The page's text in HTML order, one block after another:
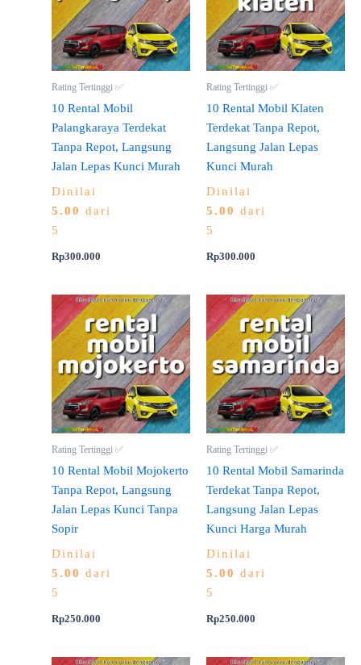
Rating Tertinggi ✅
10 Rental Mobil
Palangkaraya Terdekat
Tanpa Repot, Langsung
Jalan Lepas Kunci Murah
Dinilai
5.00 dari
5
Rp300.000
Rating Tertinggi ✅
10 Rental Mobil Klaten
Terdekat Tanpa Repot,
Langsung Jalan Lepas
Kunci Murah
Dinilai
5.00 dari
5
Rp300.000
Rating Tertinggi ✅
10 Rental Mobil Mojokerto
Tanpa Repot, Langsung
Jalan Lepas Kunci Tanpa
Sopir
Dinilai
5.00 dari
5
Rp250.000
Rating Tertinggi ✅
10 Rental Mobil Samarinda
Terdekat Tanpa Repot,
Langsung Jalan Lepas
Kunci Harga Murah
Dinilai
5.00 dari
5
Rp250.000